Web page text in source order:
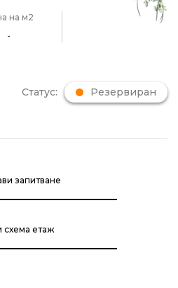
на м2
-
Статус: Резервиран
запитване
схема етаж